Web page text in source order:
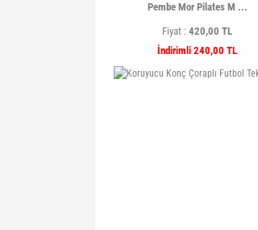
Pembe Mor Pilates M ...
Fiyat : 420,00 TL
İndirimli 240,00 TL